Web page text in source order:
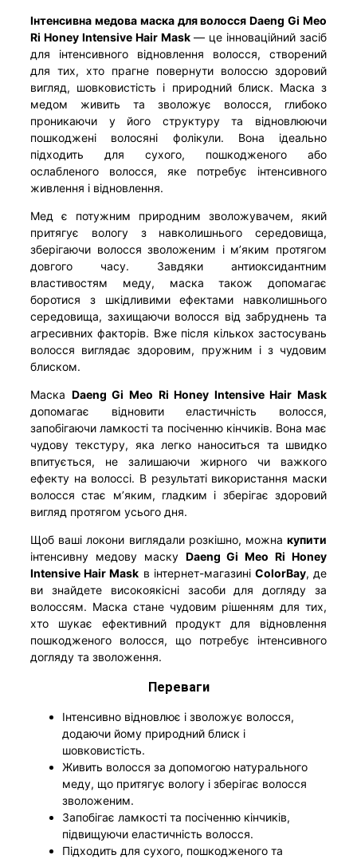
Інтенсивна медова маска для волосся Daeng Gi Meo
Ri Honey Intensive Hair Mask— це інноваційний засіб
для інтенсивного відновлення волосся, створений
для тих, хто прагне повернути волоссю здоровий
вигляд, шовковистість і природний блиск. Маска з
медом живить та зволожує волосся, глибоко
проникаючи у його структуру та відновлюючи
пошкоджені волосяні фолікули. Вона ідеально
підходить для сухого, пошкодженого або
ослабленого волосся, яке потребує інтенсивного
живлення і відновлення.
Мед є потужним природним зволожувачем, який
притягує вологу з навколишнього середовища,
зберігаючи волосся зволоженим і м’яким протягом
довгого часу. Завдяки антиоксидантним
властивостям меду, маска також допомагає
боротися з шкідливими ефектами навколишнього
середовища, захищаючи волосся від забруднень та
агресивних факторів. Вже після кількох застосувань
волосся виглядає здоровим, пружним і з чудовим
блиском.
Маска Daeng Gi Meo Ri Honey Intensive Hair Mask
допомагає відновити еластичність волосся,
запобігаючи ламкості та посіченню кінчиків. Вона має
чудову текстуру, яка легко наноситься та швидко
впитується, не залишаючи жирного чи важкого
ефекту на волоссі. В результаті використання маски
волосся стає м’яким, гладким і зберігає здоровий
вигляд протягом усього дня.
Щоб ваші локони виглядали розкішно, можна купити
інтенсивну медову маску Daeng Gi Meo Ri Honey
Intensive Hair Mask в інтернет-магазині ColorBay, де
ви знайдете високоякісні засоби для догляду за
волоссям. Маска стане чудовим рішенням для тих,
хто шукає ефективний продукт для відновлення
пошкодженого волосся, що потребує інтенсивного
догляду та зволоження.
Переваги
Інтенсивно відновлює і зволожує волосся,
додаючи йому природний блиск і
шовковистість.
Живить волосся за допомогою натурального
меду, що притягує вологу і зберігає волосся
зволоженим.
Запобігає ламкості та посіченню кінчиків,
підвищуючи еластичність волосся.
Підходить для сухого, пошкодженого та